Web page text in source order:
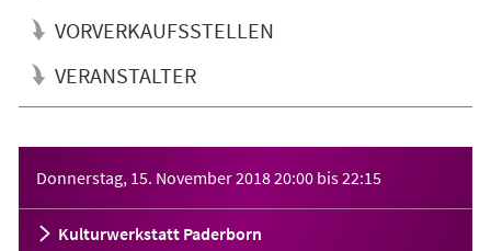
VORVERKAUFSSTELLEN
VERANSTALTER
Donnerstag, 15. November 201820:00 bis22:15
Kulturwerkstatt Paderborn